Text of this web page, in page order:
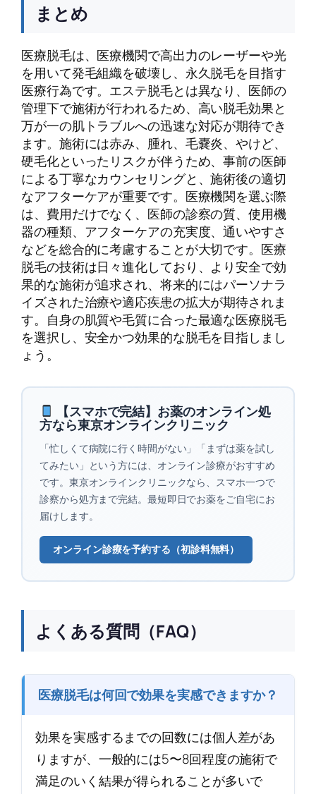
まとめ
医療脱毛は、医療機関で高出力のレーザーや光
を用いて発毛組織を破壊し、永久脱毛を目指す
医療行為です。エステ脱毛とは異なり、医師の
管理下で施術が行われるため、高い脱毛効果と
万が一の肌トラブルへの迅速な対応が期待でき
ます。施術には赤み、腫れ、毛嚢炎、やけど、
硬毛化といったリスクが伴うため、事前の医師
による丁寧なカウンセリングと、施術後の適切
なアフターケアが重要です。医療機関を選ぶ際
は、費用だけでなく、医師の診察の質、使用機
器の種類、アフターケアの充実度、通いやすさ
などを総合的に考慮することが大切です。医療
脱毛の技術は日々進化しており、より安全で効
果的な施術が追求され、将来的にはパーソナラ
イズされた治療や適応疾患の拡大が期待されま
す。自身の肌質や毛質に合った最適な医療脱毛
を選択し、安全かつ効果的な脱毛を目指しまし
ょう。
【スマホで完結】お薬のオンライン処
方なら東京オンラインクリニック
「忙しくて病院に行く時間がない」「まずは薬を試し
てみたい」という方には、オンライン診療がおすすめ
です。東京オンラインクリニックなら、スマホ一つで
診察から処方まで完結。最短即日でお薬をご自宅にお
届けします。
オンライン診療を予約する（初診料無料）
よくある質問（FAQ）
医療脱毛は何回で効果を実感できますか？
効果を実感するまでの回数には個人差があ
りますが、一般的には5〜8回程度の施術で
満足のいく結果が得られることが多いで